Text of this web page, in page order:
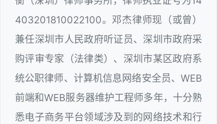
403201810022100。邓杰律师现（或曾）
兼任深圳市人民政府听证员、深圳市政府采
购评审专家（法律类）、深圳市某区政府系
统公职律师、计算机信息网络安全员、WEB
前端和WEB服务器维护工程师多年，十分熟
悉电子商务平台领域涉及到的网络技术和行